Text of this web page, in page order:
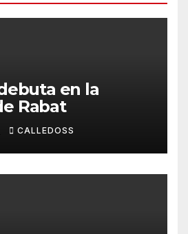
en la
Rabat
CALLEDOSS